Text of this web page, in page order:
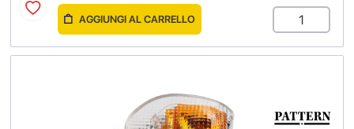
AGGIUNGI AL CARRELLO